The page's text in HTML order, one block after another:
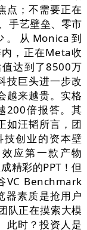
点；不需要正在
手艺壁垒、零市
从Monica到
，正在Meta收
达到了8500万
技巨头进一步改
越来越贵。实格
200倍报答。其
如汪韬所言，团
创业的资本壁
应第一款产物
精彩的PPT！但
VC Benchmark
器素质是抢用户
队正在摸索大模
此时？投资人是